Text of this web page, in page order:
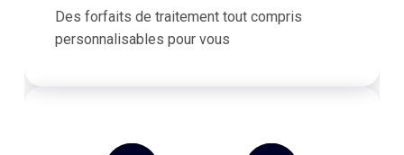
Des forfaits de traitement tout compris
personnalisables pour vous